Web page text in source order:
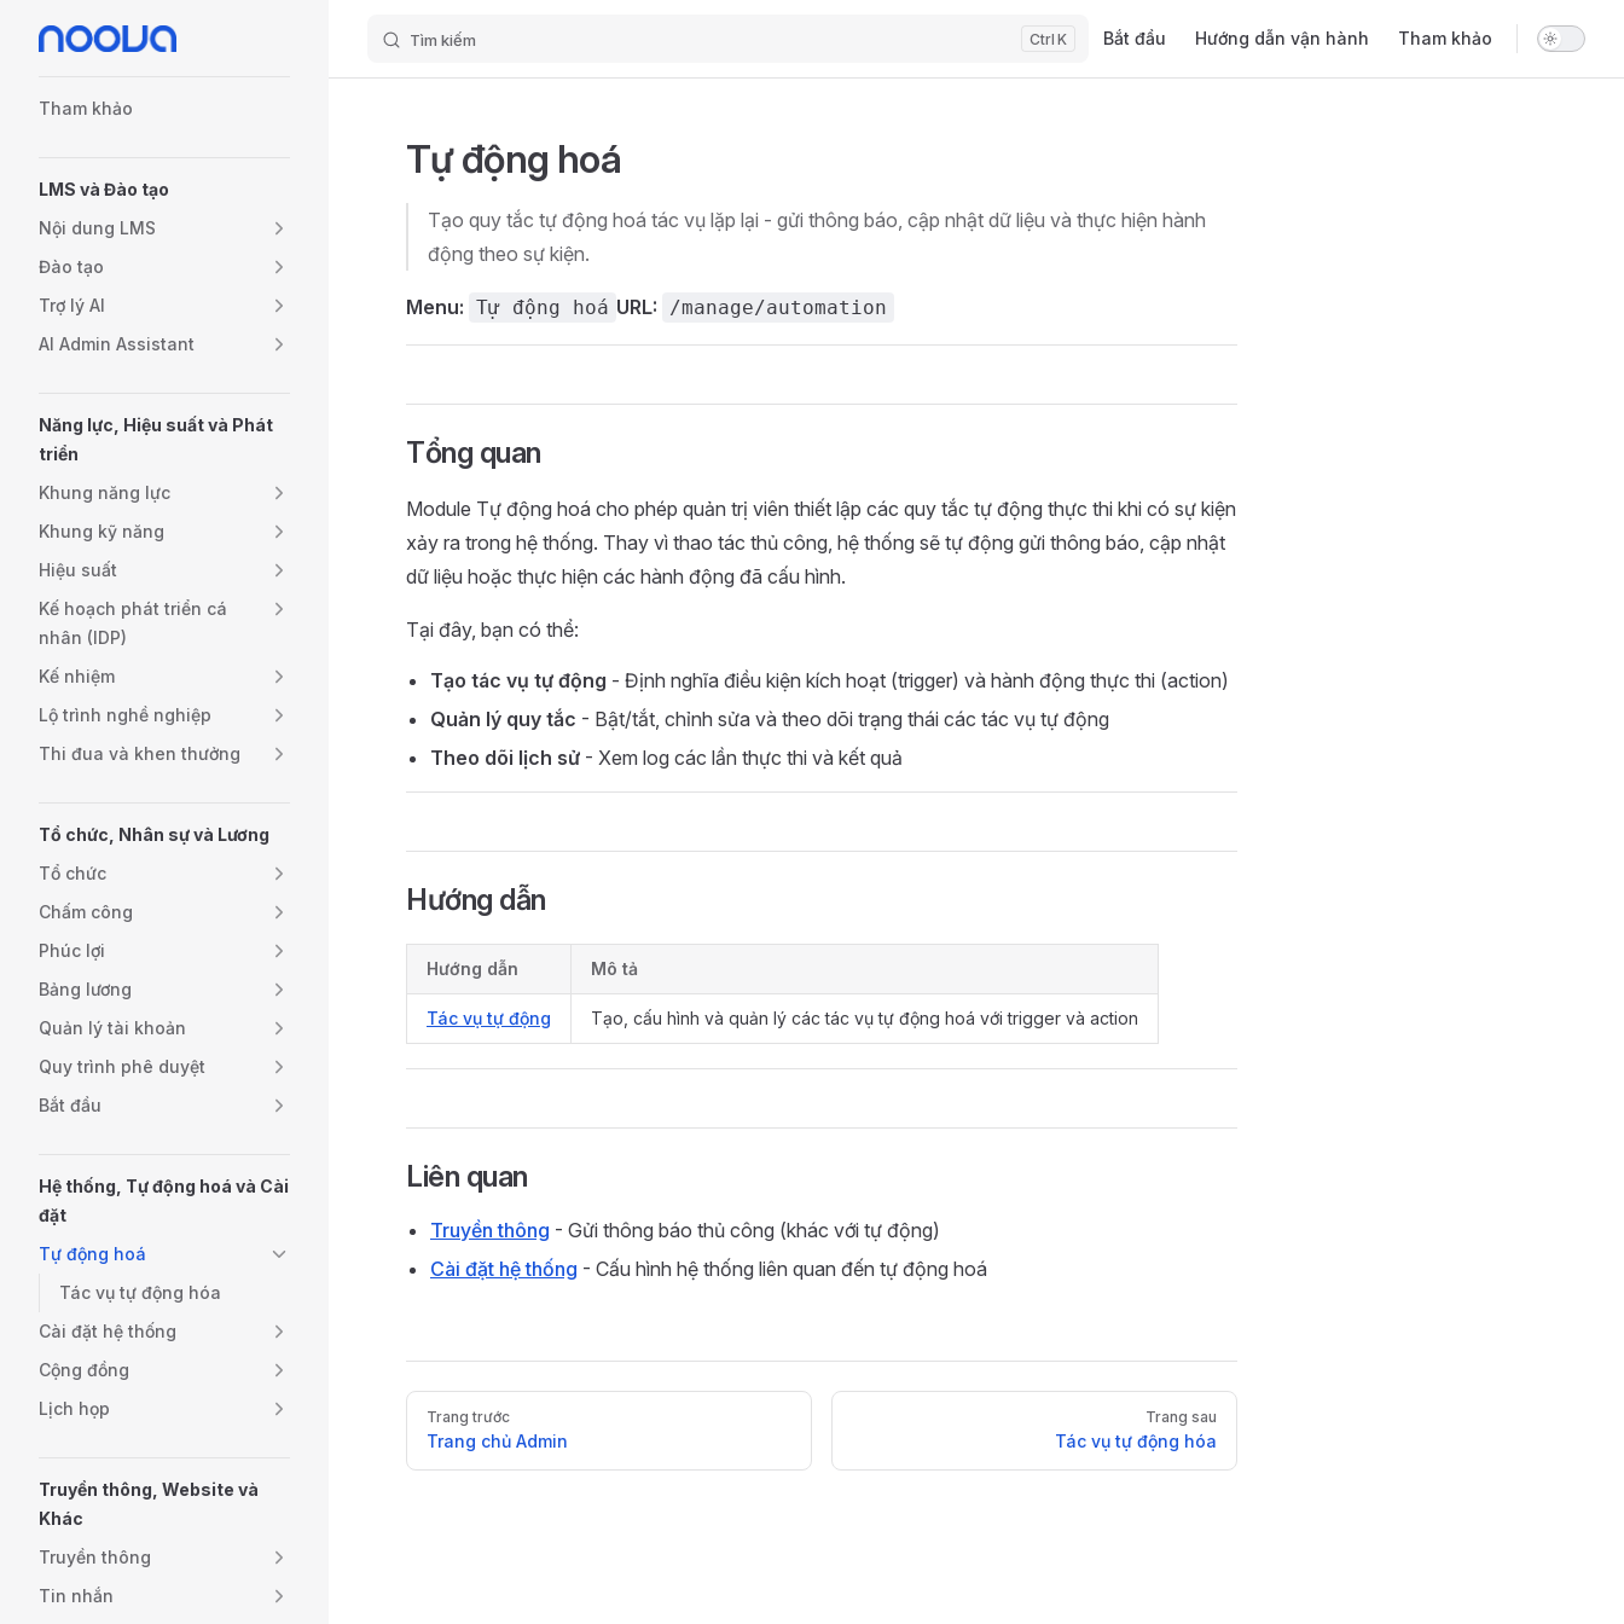
Skip to content Tìm kiếm K Bắt đầu Hướng dẫn vận hành Tham khảo
Tham khảo
LMS và Đào tạo
Nội dung LMS
Đào tạo
Trợ lý AI
AI Admin Assistant
Năng lực, Hiệu suất và Phát
triển
Khung năng lực
Khung kỹ năng
Hiệu suất
Kế hoạch phát triển cá
nhân (IDP)
Kế nhiệm
Lộ trình nghề nghiệp
Thi đua và khen thưởng
Tổ chức, Nhân sự và Lương
Tổ chức
Chấm công
Phúc lợi
Bảng lương
Quản lý tài khoản
Quy trình phê duyệt
Bắt đầu
Hệ thống, Tự động hoá và Cài
đặt
Tự động hoá
Tác vụ tự động hóa
Cài đặt hệ thống
Cộng đồng
Lịch họp
Truyền thông, Website và
Khác
Truyền thông
Tin nhắn
Tự động hoá
Tạo quy tắc tự động hoá tác vụ lặp lại - gửi thông báo, cập nhật dữ liệu và thực hiện hành
động theo sự kiện.
Menu: Tự động hoá URL: /manage/automation
Tổng quan
Module Tự động hoá cho phép quản trị viên thiết lập các quy tắc tự động thực thi khi có sự kiện
xảy ra trong hệ thống. Thay vì thao tác thủ công, hệ thống sẽ tự động gửi thông báo, cập nhật
dữ liệu hoặc thực hiện các hành động đã cấu hình.
Tại đây, bạn có thể:
Tạo tác vụ tự động - Định nghĩa điều kiện kích hoạt (trigger) và hành động thực thi (action)
Quản lý quy tắc - Bật/tắt, chỉnh sửa và theo dõi trạng thái các tác vụ tự động
Theo dõi lịch sử - Xem log các lần thực thi và kết quả
Hướng dẫn
Hướng dẫn Mô tả
Tác vụ tự động Tạo, cấu hình và quản lý các tác vụ tự động hoá với trigger và action
Liên quan
Truyền thông - Gửi thông báo thủ công (khác với tự động)
Cài đặt hệ thống - Cấu hình hệ thống liên quan đến tự động hoá
Pager
Trang trước
Trang chủ Admin
Trang sau
Tác vụ tự động hóa